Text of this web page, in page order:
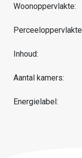
Woonoppervlakte:
Inhoud:
Aantal kamers:
Energielabel: